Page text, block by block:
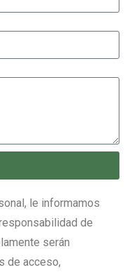
le informamos
de
serán
de acceso,